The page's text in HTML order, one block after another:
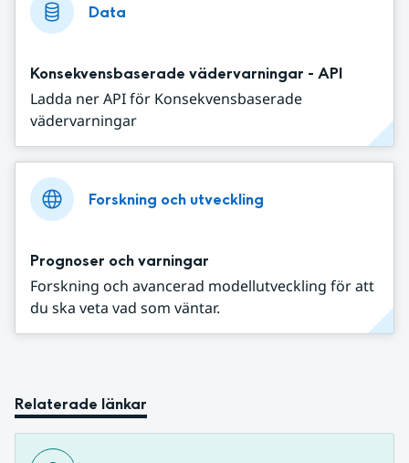
Data
Konsekvensbaserade vädervarningar - API
Ladda ner API för Konsekvensbaserade
vädervarningar
Forskning och utveckling
Prognoser och varningar
Forskning och avancerad modellutveckling för att
du ska veta vad som väntar.
Relaterade länkar